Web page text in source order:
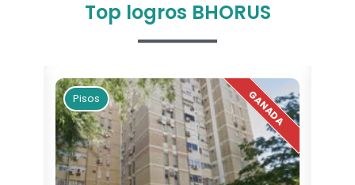
Top logros BHORUS
Pisos